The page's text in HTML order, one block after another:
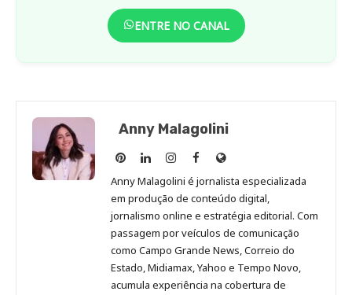
ENTRE NO CANAL
Anny Malagolini
Anny
Malagolini
no
Pinterest
Anny
Malagolini
no
LinkedIn
Anny
Malagolini
no
Instagram
Anny
Malagolini
no
Facebook
Site
de
Anny
Malagolini
Anny Malagolini é jornalista especializada
em produção de conteúdo digital,
jornalismo online e estratégia editorial. Com
passagem por veículos de comunicação
como Campo Grande News, Correio do
Estado, Midiamax, Yahoo e Tempo Novo,
acumula experiência na cobertura de